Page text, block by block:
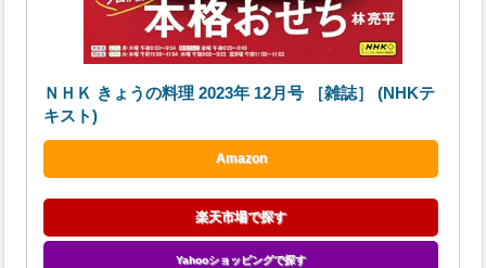
ＮＨＫ きょうの料理 2023年 12月号 ［雑誌］ (NHKテ
キスト)
Amazon
楽天市場で探す
Yahooショッピングで探す